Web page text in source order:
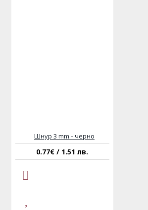
Шнур 3 mm - черно
0.77€ / 1.51 лв.